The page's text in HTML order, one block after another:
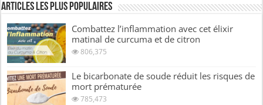
Articles les plus Populaires
Combattez l’inflammation avec cet élixir
matinal de curcuma et de citron
806,375
Le bicarbonate de soude réduit les risques de
mort prématurée
785,473